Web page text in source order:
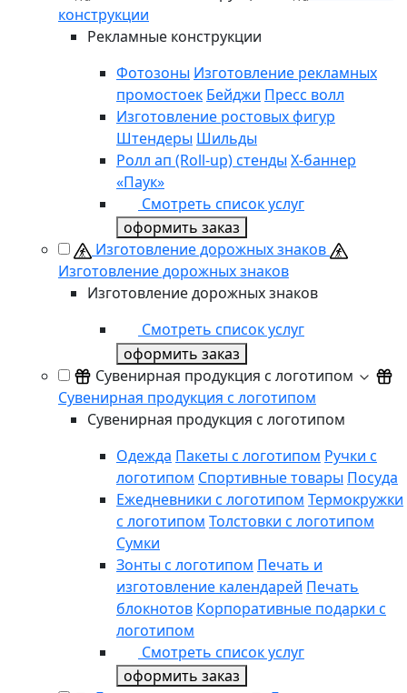
конструкции
Рекламные конструкции
Фотозоны Изготовление рекламных
промостоек Бейджи Пресс волл
Изготовление ростовых фигур
Штендеры Шильды
Ролл ап (Roll-up) стенды Х-баннер
«Паук»
Смотреть список услуг
оформить заказ
Изготовление дорожных знаков
Изготовление дорожных знаков
Изготовление дорожных знаков
Смотреть список услуг
оформить заказ
Сувенирная продукция с логотипом
Сувенирная продукция с логотипом
Сувенирная продукция с логотипом
Одежда Пакеты с логотипом Ручки с
логотипом Спортивные товары Посуда
Ежедневники с логотипом Термокружки
с логотипом Толстовки с логотипом
Сумки
Зонты с логотипом Печать и
изготовление календарей Печать
блокнотов Корпоративные подарки с
логотипом
Смотреть список услуг
оформить заказ